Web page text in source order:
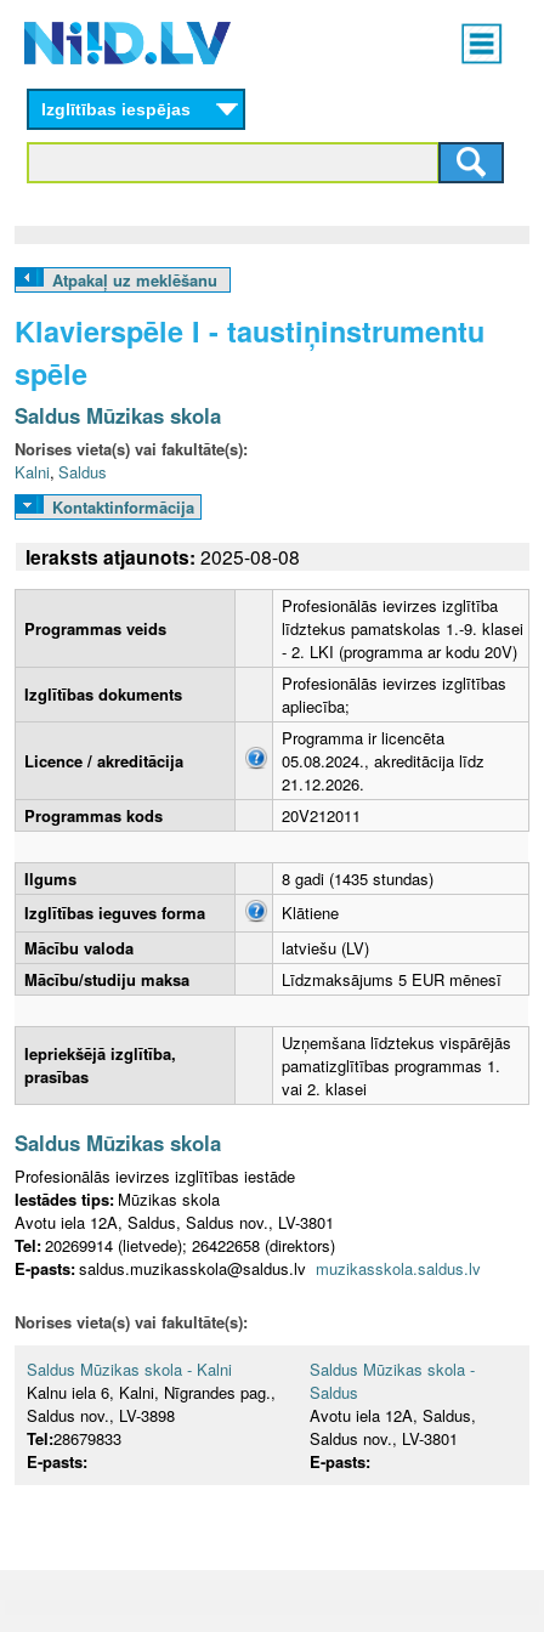
content
Main
menu
L
V
Izglītības iespējas
Atpakaļ uz meklēšanu
Klavierspēle I - taustiņinstrumentu
spēle
Saldus Mūzikas skola
Norises vieta(s) vai fakultāte(s):
Kalni, Saldus
Kontaktinformācija
Ieraksts atjaunots: 2025-08-08
Programmas veids
Profesionālās ievirzes izglītība
līdztekus pamatskolas 1.-9. klasei
- 2. LKI (programma ar kodu 20V)
Izglītības dokuments
Profesionālās ievirzes izglītības
apliecība;
Licence / akreditācija
Programma ir licencēta
05.08.2024., akreditācija līdz
21.12.2026.
Programmas kods
20V212011
Ilgums
8 gadi (1435 stundas)
Izglītības ieguves forma
Klātiene
Mācību valoda
latviešu (LV)
Mācību/studiju maksa
Līdzmaksājums 5 EUR mēnesī
Iepriekšējā izglītība,
prasības
Uzņemšana līdztekus vispārējās
pamatizglītības programmas 1.
vai 2. klasei
Saldus Mūzikas skola
Profesionālās ievirzes izglītības iestāde
Iestādes tips: Mūzikas skola
Avotu iela 12A, Saldus, Saldus nov., LV-3801
Tel:20269914 (lietvede); 26422658 (direktors)
E-pasts:saldus.muzikasskola@saldus.lv muzikasskola.saldus.lv
Norises vieta(s) vai fakultāte(s):
Saldus Mūzikas skola - Kalni
Kalnu iela 6, Kalni, Nīgrandes pag.,
Saldus nov., LV-3898
Tel:28679833
E-pasts:
Saldus Mūzikas skola -
Saldus
Avotu iela 12A, Saldus,
Saldus nov., LV-3801
E-pasts: